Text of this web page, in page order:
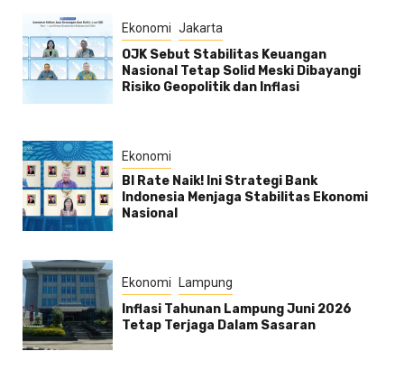
Ekonomi Jakarta
OJK Sebut Stabilitas Keuangan
Nasional Tetap Solid Meski Dibayangi
Risiko Geopolitik dan Inflasi
Ekonomi
BI Rate Naik! Ini Strategi Bank
Indonesia Menjaga Stabilitas Ekonomi
Nasional
Ekonomi Lampung
Inflasi Tahunan Lampung Juni 2026
Tetap Terjaga Dalam Sasaran